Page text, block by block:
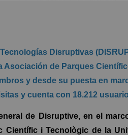
Disruptivas
Asociación de Parques
y desde su puesta en
y cuenta con 18.212
de Disruptive, en el
Científic i Tecnològic de la